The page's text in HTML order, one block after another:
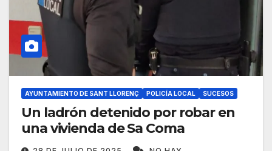
AYUNTAMIENTO DE SANT LLORENÇ POLICÍA LOCAL SUCESOS
Un ladrón detenido por robar en
una vivienda de Sa Coma